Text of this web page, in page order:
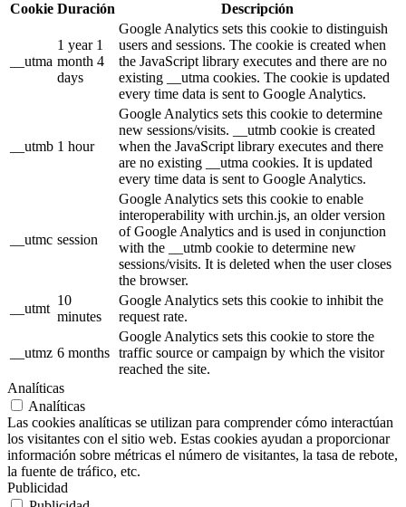
Cookie Duración Descripción
__utma
1 year 1
month 4
days
Google Analytics sets this cookie to distinguish
users and sessions. The cookie is created when
the JavaScript library executes and there are no
existing __utma cookies. The cookie is updated
every time data is sent to Google Analytics.
__utmb 1 hour
Google Analytics sets this cookie to determine
new sessions/visits. __utmb cookie is created
when the JavaScript library executes and there
are no existing __utma cookies. It is updated
every time data is sent to Google Analytics.
__utmc session
Google Analytics sets this cookie to enable
interoperability with urchin.js, an older version
of Google Analytics and is used in conjunction
with the __utmb cookie to determine new
sessions/visits. It is deleted when the user closes
the browser.
__utmt
10
minutes
Google Analytics sets this cookie to inhibit the
request rate.
__utmz 6 months
Google Analytics sets this cookie to store the
traffic source or campaign by which the visitor
reached the site.
Analíticas
Analíticas
Las cookies analíticas se utilizan para comprender cómo interactúan
los visitantes con el sitio web. Estas cookies ayudan a proporcionar
información sobre métricas el número de visitantes, la tasa de rebote,
la fuente de tráfico, etc.
Publicidad